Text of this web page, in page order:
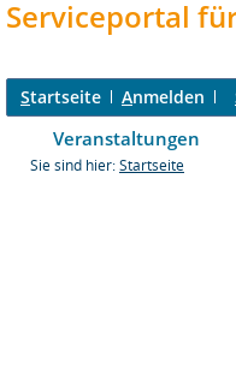
Serviceportal
Startseite Anmelden
Veranstaltungen
Sie sind hier: Startseite